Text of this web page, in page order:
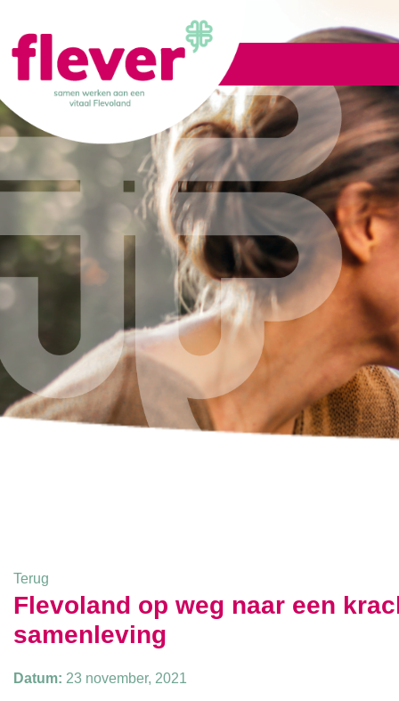
Terug
Flevoland op weg naar een
samenleving
Datum: 23 november, 2021